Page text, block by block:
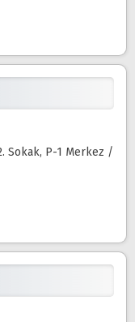
Sokak, P-1 Merkez /